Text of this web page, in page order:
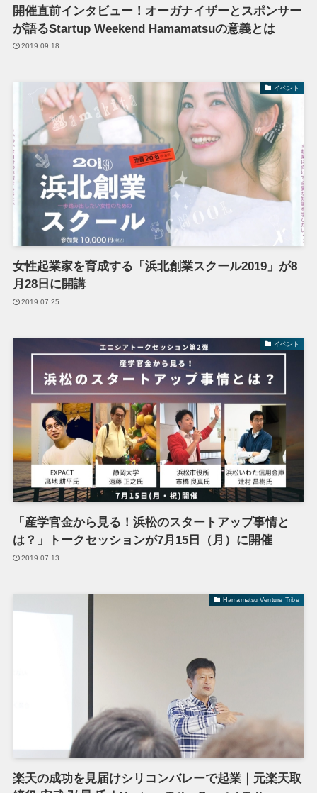
開催直前インタビュー！オーガナイザーとスポンサー
が語るStartup Weekend Hamamatsuの意義とは
2019.09.18
イベント
女性起業家を育成する「浜北創業スクール2019」が8
月28日に開講
2019.07.25
イベント
「産学官金から見る！浜松のスタートアップ事情と
は？」トークセッションが7月15日（月）に開催
2019.07.13
Hamamatsu Venture Tribe
楽天の成功を見届けシリコンバレーで起業｜元楽天取